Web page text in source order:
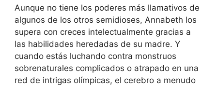
Aunque no tiene los poderes más llamativos de
algunos de los otros semidioses, Annabeth los
supera con creces intelectualmente gracias a
las habilidades heredadas de su madre. Y
cuando estás luchando contra monstruos
sobrenaturales complicados o atrapado en una
red de intrigas olímpicas, el cerebro a menudo